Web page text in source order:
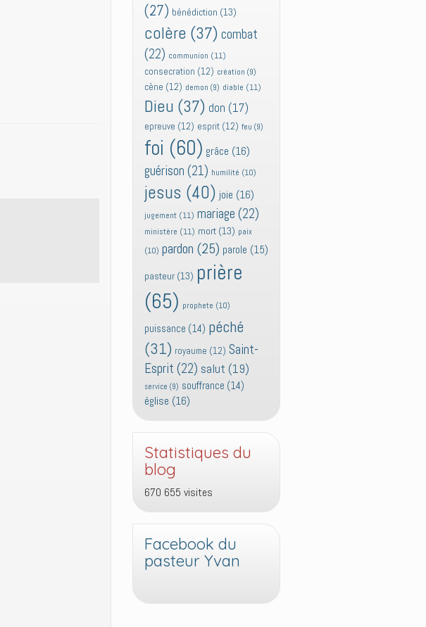
(27) bénédiction (13)
colère (37) combat
(22) communion (11)
consecration (12) création (9)
cène (12) demon (9) diable (11)
Dieu (37) don (17)
epreuve (12) esprit (12) feu (9)
foi (60) grâce (16)
guérison (21) humilité (10)
jesus (40) joie (16)
jugement (11) mariage (22)
ministère (11) mort (13) paix
(10) pardon (25) parole (15)
pasteur (13) prière
(65) prophete (10)
puissance (14) péché
(31) royaume (12) Saint-
Esprit (22) salut (19)
service (9) souffrance (14)
église (16)
Statistiques du
blog
670 655 visites
Facebook du
pasteur Yvan